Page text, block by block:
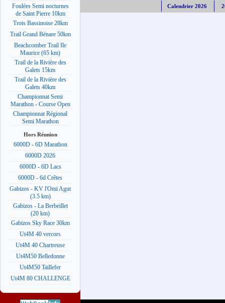
Foulées Semi nocturnes
de Saint Pierre 10km
Trois Bassinoise 28km
Trail Grand Bénare 50km
Beachcomber Trail Ile
Maurice (65 km)
Trail de la Rivière des
Galets 15km
Trail de la Rivière des
Galets 40km
Championnat Semi
Marathon - Course Open
Championnat Régional
Semi Marathon
Hors Réunion
6000D - 6D Marathon
6000D 2026
6000D - 6D Lacs
6000D - 6d Crêtes
Gabizos - KV l'Omi Agut
(3.5 km)
Gabizos - La Berbeillet
(20 km)
Gabizos Sky Race 30km
Ut4M 40 vercors
Ut4M 40 Chartreuse
Ut4M50 Belledonne
Ut4M50 Taillefer
Ut4M 80 CHALLENGE
Calendrier 2026